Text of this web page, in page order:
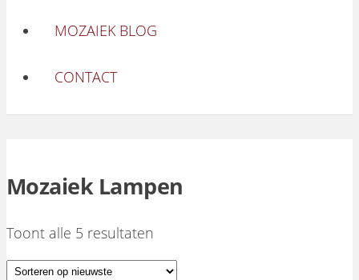
MOZAIEK BLOG
CONTACT
Mozaiek Lampen
Toont alle 5 resultaten